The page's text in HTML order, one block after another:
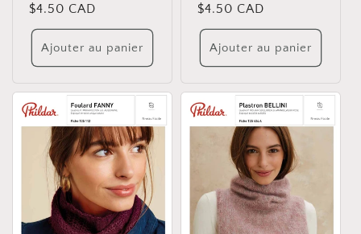
Prix
habituel
$4.50 CAD
Ajouter au panier
Prix
habituel
$4.50 CAD
Ajouter au panier